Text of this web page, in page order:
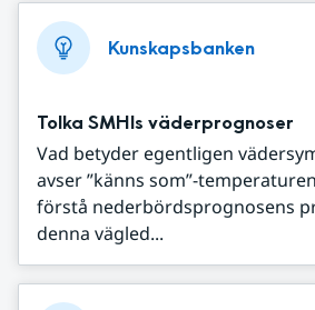
Kunskapsbanken
Tolka SMHIs väderprognoser
Vad betyder egentligen
avser ”känns som”-
förstå nederbördsprognosens
denna vägled...